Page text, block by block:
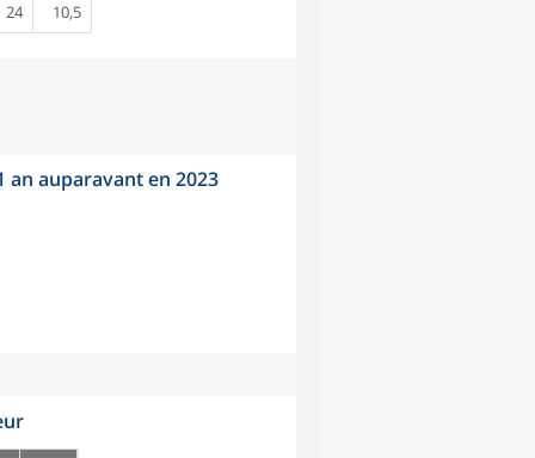
24
10,5
an auparavant en 2023